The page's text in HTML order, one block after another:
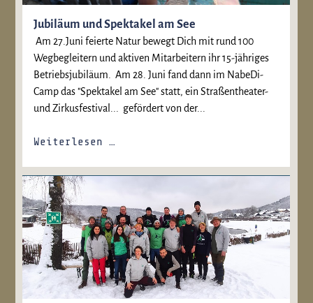
Jubiläum und Spektakel am See
Am 27.Juni feierte Natur bewegt Dich mit rund 100
Wegbegleitern und aktiven Mitarbeitern ihr 15-jähriges
Betriebsjubiläum. Am 28. Juni fand dann im NabeDi-
Camp das "Spektakel am See" statt, ein Straßentheater-
und Zirkusfestival... gefördert von der...
Weiterlesen …